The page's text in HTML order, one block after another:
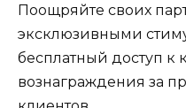
Поощряйте своих
эксклюзивными
бесплатный доступ к
вознаграждения за